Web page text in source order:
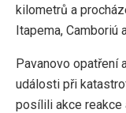
kilometrů a
Itapema, Camboriú
Pavanovo opatření
události při
posílili akce reakce